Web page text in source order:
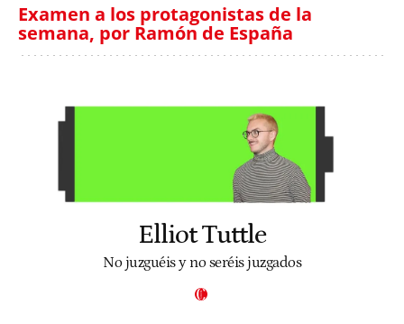
Examen a los protagonistas de la
semana, por Ramón de España
Elliot Tuttle
No juzguéis y no seréis juzgados